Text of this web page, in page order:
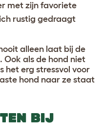
met zijn favoriete
rustig gedraagt
alleen laat bij de
Ook als de hond niet
het erg stressvol voor
hond naar ze staat
BIJ